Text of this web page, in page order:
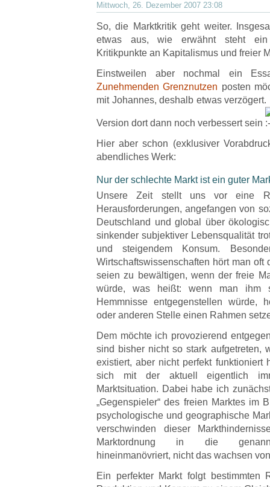
Mittwoch, 26. Dezember 2007 23:08
So, die Marktkritik geht weiter.
etwas aus, wie erwähnt steht ein
Kritikpunkte an Kapitalismus und freier
Einstweilen aber nochmal ein
Zunehmenden Grenznutzen posten
mit Johannes, deshalb etwas
Version dort dann noch verbessert sein
Hier aber schon (exklusiver
abendliches Werk:
Nur der schlechte Markt ist ein guter
Unsere Zeit stellt uns vor eine
Herausforderungen, angefangen von
Deutschland und global über
sinkender subjektiver Lebensqualität
und steigendem Konsum.
Wirtschaftswissenschaften hört man oft
seien zu bewältigen, wenn der freie
würde, was heißt: wenn man ihm
Hemmnisse entgegenstellen würde,
oder anderen Stelle einen Rahmen
Dem möchte ich provozierend
sind bisher nicht so stark aufgetreten,
existiert, aber nicht perfekt funktioniert
sich mit der aktuell eigentlich
Marktsituation. Dabei habe ich
„Gegenspieler“ des freien Marktes im
psychologische und geographische
verschwinden dieser
Marktordnung in die
hineinmanövriert, nicht das wachsen
Ein perfekter Markt folgt bestimmten